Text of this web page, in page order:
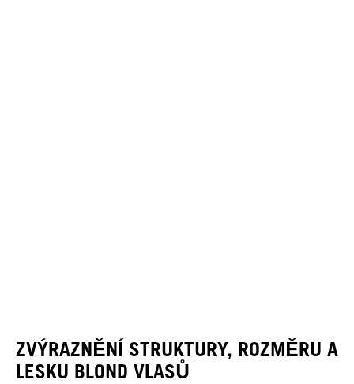
ZVÝRAZNĚNÍ STRUKTURY, ROZMĚRU A
LESKU BLOND VLASŮ